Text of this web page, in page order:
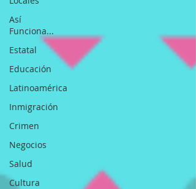
Así
Funciona...
Estatal
Educación
Latinoamérica
Inmigración
Crimen
Negocios
Salud
Cultura